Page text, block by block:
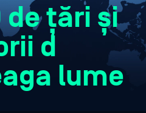
de țări și
d
lume